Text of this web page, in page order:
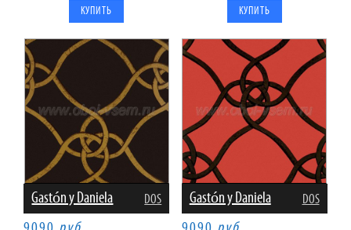
Gastón y Daniela DOS Gastón y Daniela DOS